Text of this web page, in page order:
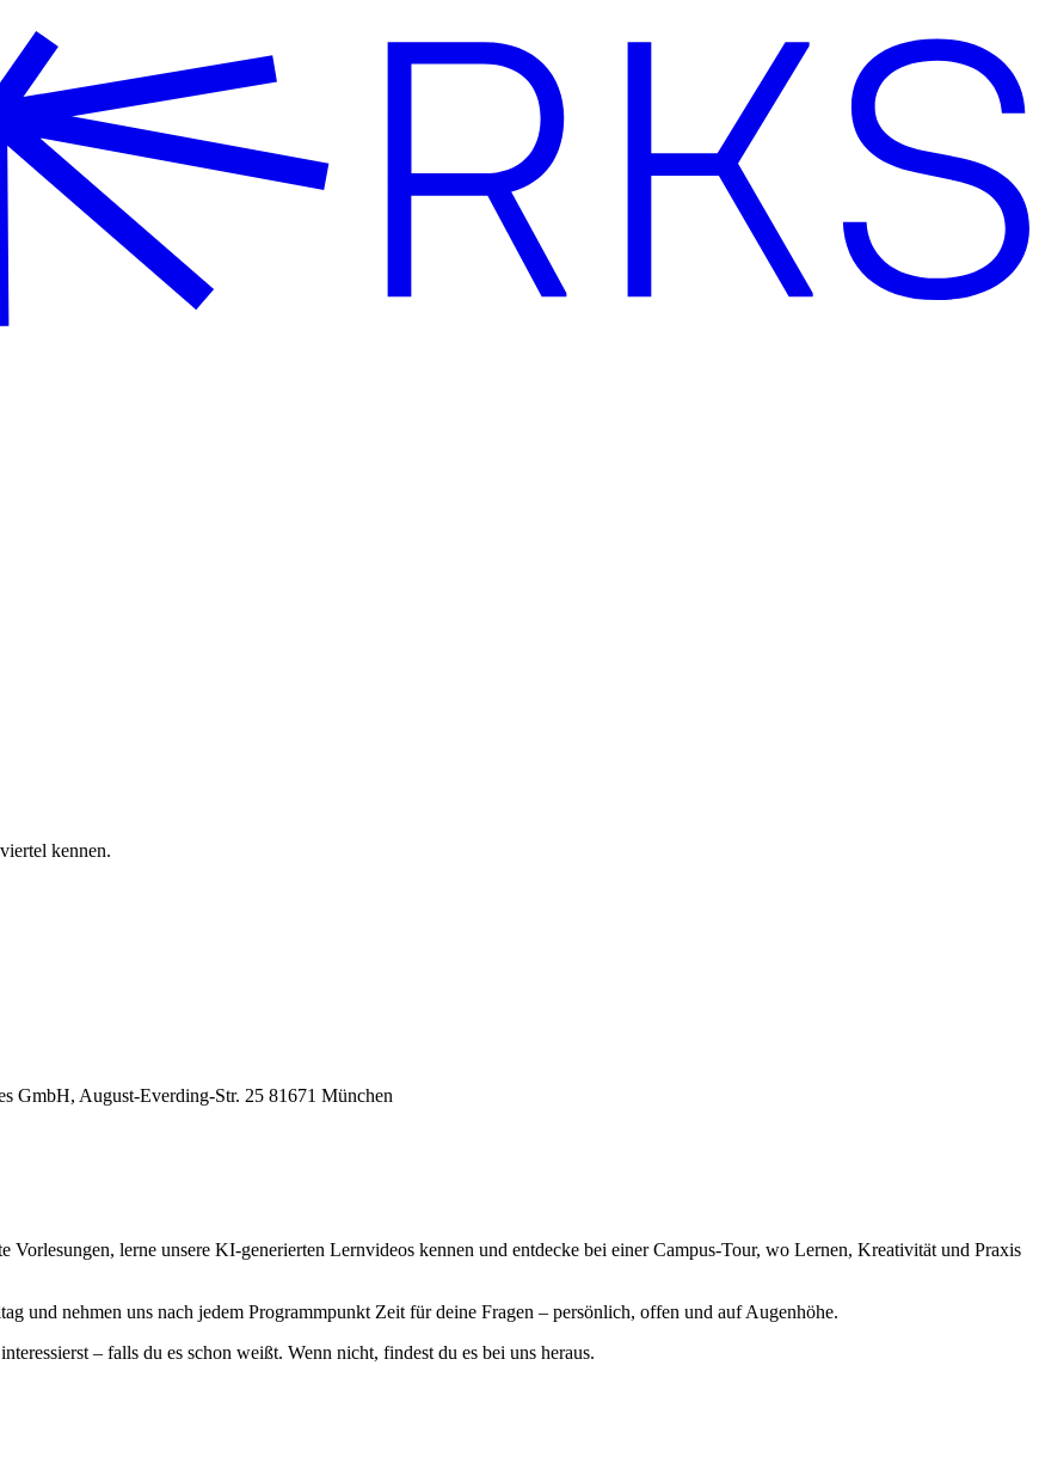
kennen.
GmbH, August-Everding-Str. 25 81671 München
lerne unsere KI-generierten Lernvideos kennen und entdecke bei einer Campus-Tour, wo Lernen, Kreativität und Praxis
und nehmen uns nach jedem Programmpunkt Zeit für deine Fragen – persönlich, offen und auf Augenhöhe.
– falls du es schon weißt. Wenn nicht, findest du es bei uns heraus.